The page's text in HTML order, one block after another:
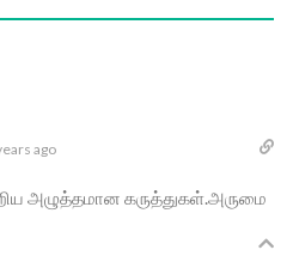
ago
அழுத்தமான கருத்துகள்.அருமை